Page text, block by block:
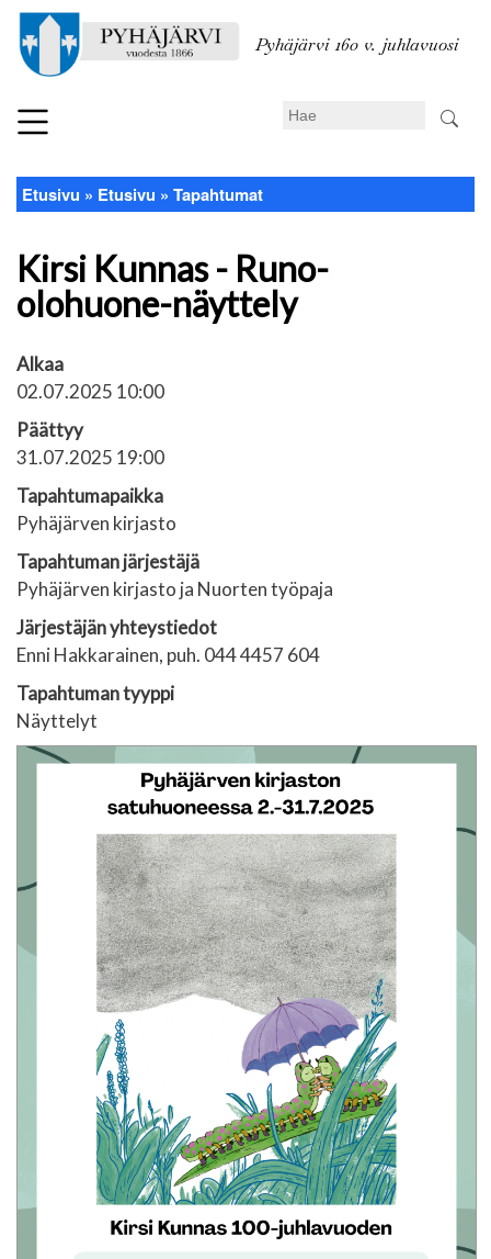
pääsisältöön
Pyhäjärvi 160 v. juhlavuosi
Search
Murupolku
Etusivu Etusivu Tapahtumat
Kirsi Kunnas - Runo-
olohuone-näyttely
Alkaa
02.07.2025 10:00
Päättyy
31.07.2025 19:00
Tapahtumapaikka
Pyhäjärven kirjasto
Tapahtuman järjestäjä
Pyhäjärven kirjasto ja Nuorten työpaja
Järjestäjän yhteystiedot
Enni Hakkarainen, puh. 044 4457 604
Tapahtuman tyyppi
Näyttelyt